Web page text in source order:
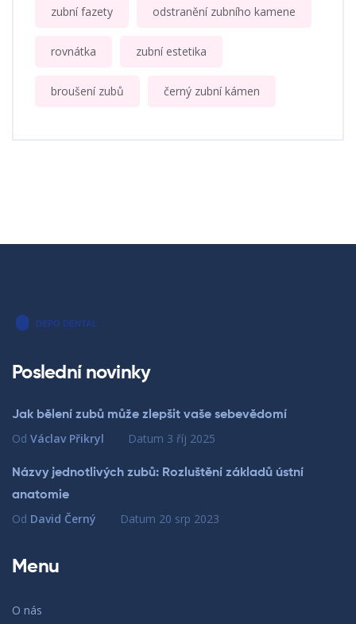
zubní fazety odstranění zubního kamene
rovnátka zubní estetika
broušení zubů černý zubní kámen
Poslední novinky
Jak bělení zubů může zlepšit vaše sebevědomí
Od Václav Přikryl Datum 3 říj 2025
Názvy jednotlivých zubů: Rozluštění základů ústní
anatomie
Od David Černý Datum 20 srp 2023
Menu
O nás